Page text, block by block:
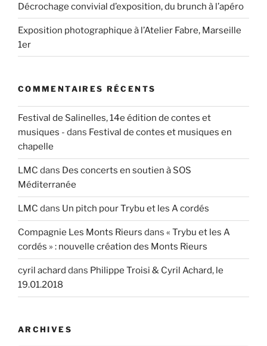
Décrochage convivial d’exposition, du brunch à l’apéro
Exposition photographique à l’Atelier Fabre, Marseille
1er
COMMENTAIRES RÉCENTS
Festival de Salinelles, 14e édition de contes et
musiques - dans Festival de contes et musiques en
chapelle
LMC dans Des concerts en soutien à SOS
Méditerranée
LMC dans Un pitch pour Trybu et les A cordés
Compagnie Les Monts Rieurs dans « Trybu et les A
cordés » : nouvelle création des Monts Rieurs
cyril achard dans Philippe Troisi & Cyril Achard, le
19.01.2018
ARCHIVES